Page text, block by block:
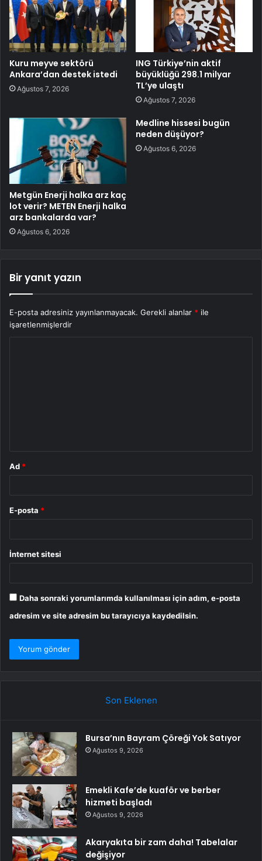
Kuru meyve sektörü
Ankara’dan destek istedi
Ağustos 7, 2026
ING Türkiye’nin aktif
büyüklüğü 298.1 milyar
TL’ye ulaştı
Ağustos 7, 2026
Metgün Enerji halka arz kaç
lot verir? METEN Enerji halka
arz bankalarda var?
Ağustos 6, 2026
Medline hissesi bugün
neden düşüyor?
Ağustos 6, 2026
Bir yanıt yazın
E-posta adresiniz yayınlanmayacak. Gerekli alanlar * ile
işaretlenmişlerdir
Ad *
E-posta *
İnternet sitesi
Daha sonraki yorumlarımda kullanılması için adım, e-posta
adresim ve site adresim bu tarayıcıya kaydedilsin.
Son Eklenen
Bursa’nın Bayram Çöreği Yok Satıyor
Ağustos 9, 2026
Emekli Kafe’de kuaför ve berber
hizmeti başladı
Ağustos 9, 2026
Akaryakıta bir zam daha! Tabelalar
değişiyor